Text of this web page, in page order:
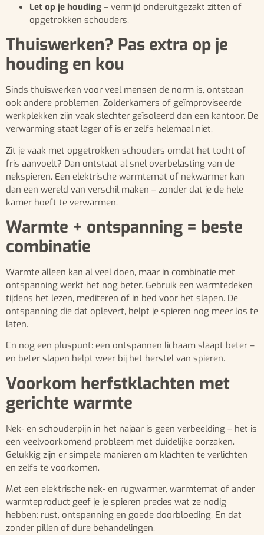
Let op je houding – vermijd onderuitgezakt zitten of
opgetrokken schouders.
Thuiswerken? Pas extra op je
houding en kou
Sinds thuiswerken voor veel mensen de norm is, ontstaan
ook andere problemen. Zolderkamers of geïmproviseerde
werkplekken zijn vaak slechter geïsoleerd dan een kantoor. De
verwarming staat lager of is er zelfs helemaal niet.
Zit je vaak met opgetrokken schouders omdat het tocht of
fris aanvoelt? Dan ontstaat al snel overbelasting van de
nekspieren. Een elektrische warmtemat of nekwarmer kan
dan een wereld van verschil maken – zonder dat je de hele
kamer hoeft te verwarmen.
Warmte + ontspanning = beste
combinatie
Warmte alleen kan al veel doen, maar in combinatie met
ontspanning werkt het nog beter. Gebruik een warmtedeken
tijdens het lezen, mediteren of in bed voor het slapen. De
ontspanning die dat oplevert, helpt je spieren nog meer los te
laten.
En nog een pluspunt: een ontspannen lichaam slaapt beter –
en beter slapen helpt weer bij het herstel van spieren.
Voorkom herfstklachten met
gerichte warmte
Nek- en schouderpijn in het najaar is geen verbeelding – het is
een veelvoorkomend probleem met duidelijke oorzaken.
Gelukkig zijn er simpele manieren om klachten te verlichten
en zelfs te voorkomen.
Met een elektrische nek- en rugwarmer, warmtemat of ander
warmteproduct geef je je spieren precies wat ze nodig
hebben: rust, ontspanning en goede doorbloeding. En dat
zonder pillen of dure behandelingen.